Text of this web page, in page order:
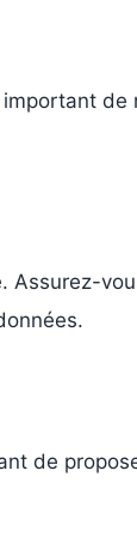
de
de